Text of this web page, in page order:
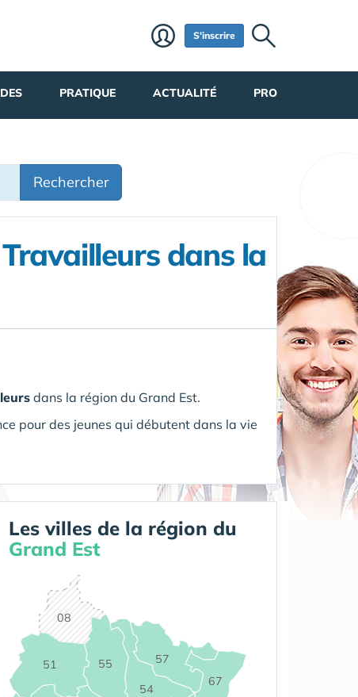
S'inscrire
PRATIQUE ACTUALITÉ PRO
Rechercher
dans la
dans la région du Grand Est.
pour des jeunes qui débutent dans la vie
Les villes de la région du
Grand Est
08
51
54
55 57
67